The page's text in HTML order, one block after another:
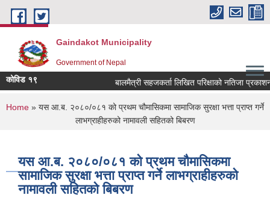
Skip to main content
Gaindakot Municipality
Government of Nepal
कोविड १९ बालमैत्री सहजकर्ता लिखित परिक्षाको नतिजा प्रकाशन
You are here
Home » यस आ.ब. २०८०/०८१ को प्रथम चौमासिकमा सामाजिक सुरक्षा भत्ता प्राप्त गर्ने
लाभग्राहीहरुको नामावली सहितको बिबरण
यस आ.ब. २०८०/०८१ को प्रथम चौमासिकमा
सामाजिक सुरक्षा भत्ता प्राप्त गर्ने लाभग्राहीहरुको
नामावली सहितको बिबरण